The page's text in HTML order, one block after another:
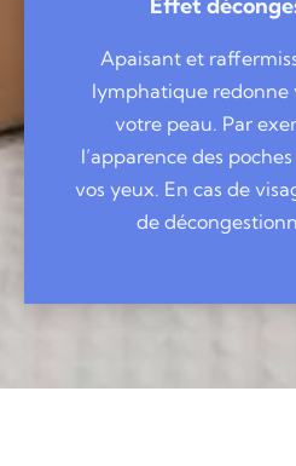
Apaisant et
lymphatique redonne
votre peau. Par
l’apparence des
vos yeux. En cas de
de